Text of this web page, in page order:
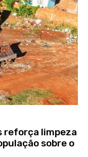
reforça limpeza
sobre o